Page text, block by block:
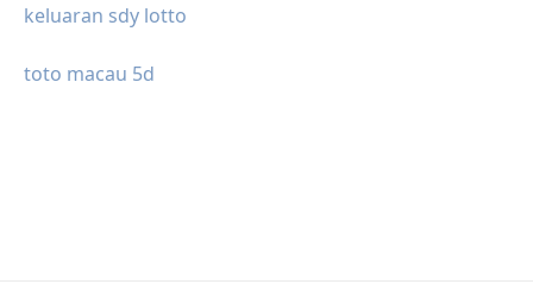
keluaran sdy lotto
toto macau 5d